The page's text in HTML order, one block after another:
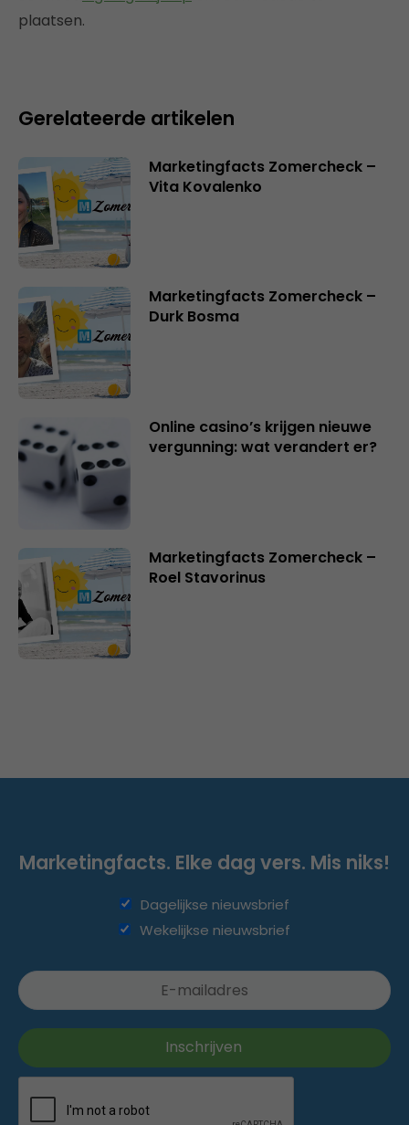
plaatsen.
Gerelateerde artikelen
Marketingfacts Zomercheck –
Vita Kovalenko
Marketingfacts Zomercheck –
Durk Bosma
Online casino’s krijgen nieuwe
vergunning: wat verandert er?
Marketingfacts Zomercheck –
Roel Stavorinus
Marketingfacts. Elke dag vers. Mis niks!
Dagelijkse nieuwsbrief
Wekelijkse nieuwsbrief